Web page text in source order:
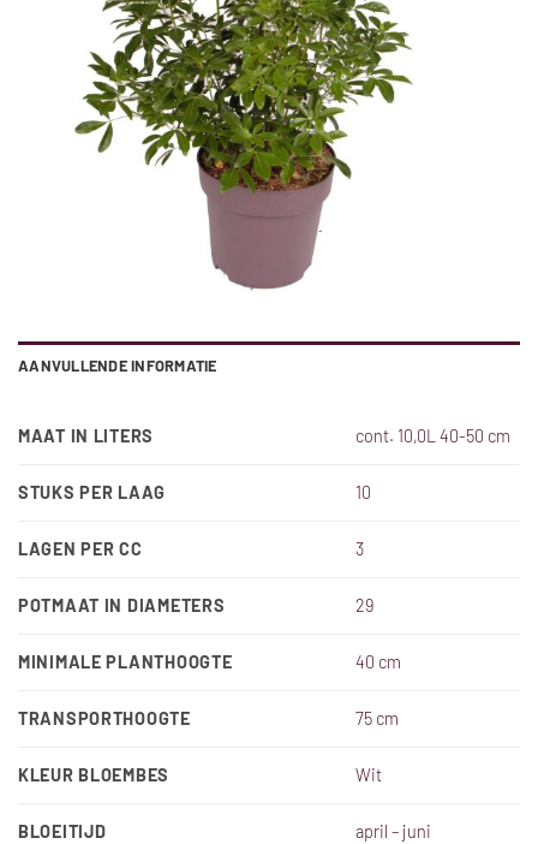
AANVULLENDE INFORMATIE
MAAT IN LITERS cont. 10,0L 40-50 cm
STUKS PER LAAG 10
LAGEN PER CC 3
POTMAAT IN DIAMETERS 29
MINIMALE PLANTHOOGTE 40 cm
TRANSPORTHOOGTE 75 cm
KLEUR BLOEMBES Wit
BLOEITIJD april – juni